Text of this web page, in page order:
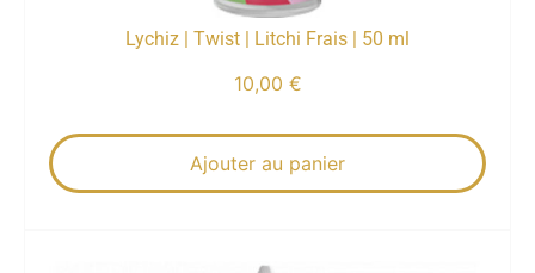
Lychiz | Twist | Litchi Frais | 50 ml
10,00 €
Ajouter au panier